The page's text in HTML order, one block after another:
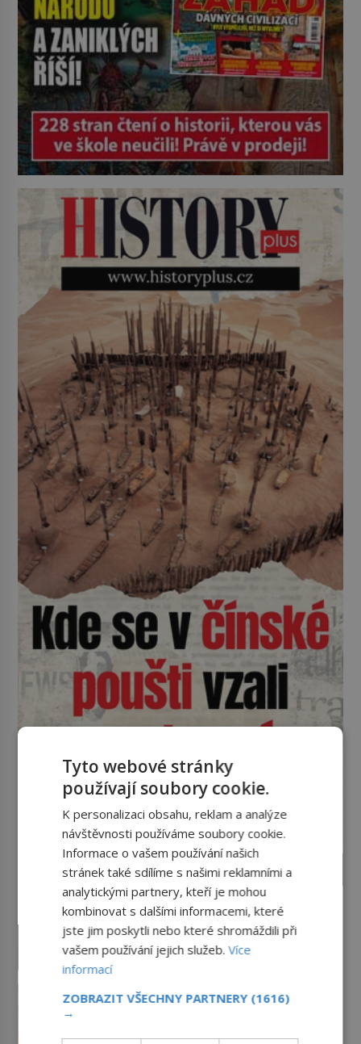
HISTORIE
Mechanismus z Antikythéry:
Nové výzkumy odhalují další
překvapení o starověkém
počítači
Když řečtí potápěči v roce 1901
objeví u ostrova Antikythéra
nejúžasnějších vynálezů starověku.
odhalí desítky ozubených kol
Jaroslav ze Šternberka:
Neexistující šlechtic, který
Tyto webové stránky
používají soubory cookie.
K personalizaci obsahu, reklam a analýze
návštěvnosti používáme soubory cookie.
Informace o vašem používání našich
stránek také sdílíme s našimi reklamními a
analytickými partnery, kteří je mohou
kombinovat s dalšími informacemi, které
jste jim poskytli nebo které shromáždili při
vašem používání jejich služeb.Více
informací
ZOBRAZIT VŠECHNY PARTNERY (1616)
→